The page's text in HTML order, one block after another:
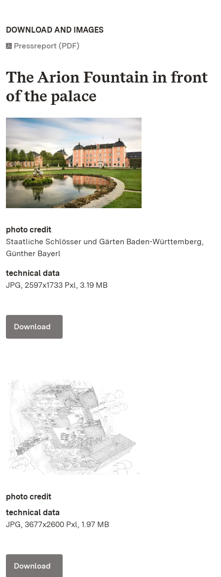
DOWNLOAD AND IMAGES
Pressreport (PDF)
The Arion Fountain in front
of the palace
photo credit
Staatliche Schlösser und Gärten Baden-Württemberg,
Günther Bayerl
technical data
JPG, 2597x1733 Pxl, 3.19 MB
Download
photo credit
technical data
JPG, 3677x2600 Pxl, 1.97 MB
Download